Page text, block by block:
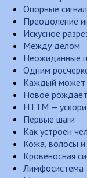
Опорные
Преодоление
Искусное
Между делом
Неожиданные
Одним
Каждый может
Новое
НТТМ —
Первые шаги
Как устроен
Кожа, волосы и
Кровеносная
Лимфосистема